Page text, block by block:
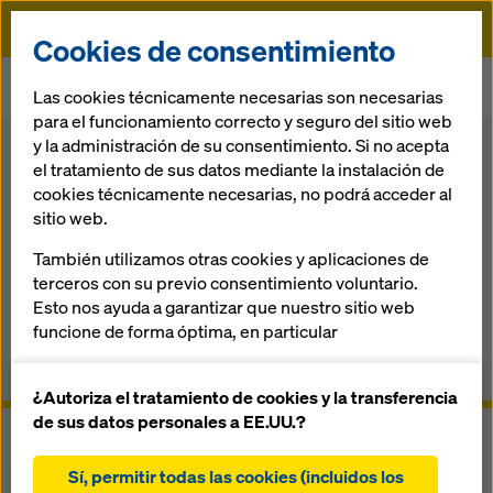
Doka
Desencofrante
Volver Tienda online
Desencofrante
El agente desencofrante para cada aplicación
Información general
Cookies de consentimiento
Las cookies técnicamente necesarias son necesarias
para el funcionamiento correcto y seguro del sitio web
y la administración de su consentimiento. Si no acepta
el tratamiento de sus datos mediante la instalación de
cookies técnicamente necesarias, no podrá acceder al
sitio web.
También utilizamos otras cookies y aplicaciones de
terceros con su previo consentimiento voluntario.
Esto nos ayuda a garantizar que nuestro sitio web
funcione de forma óptima, en particular
nuestro sitio web (cookies funcionales y
estadísticas)
utilizar la tienda online de Doka (cookies
¿Autoriza el tratamiento de cookies y la transferencia
de sus datos personales a EE.UU.?
Sí, permitir todas las cookies (incluidos los